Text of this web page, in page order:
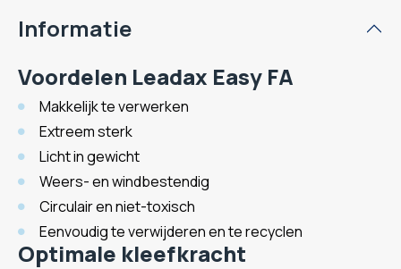
Informatie
Voordelen Leadax Easy FA
Makkelijk te verwerken
Extreem sterk
Licht in gewicht
Weers- en windbestendig
Circulair en niet-toxisch
Eenvoudig te verwijderen en te recyclen
Optimale kleefkracht